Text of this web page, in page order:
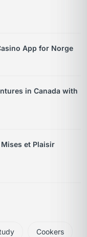
App for Norge
in Canada with
et Plaisir
Cookers